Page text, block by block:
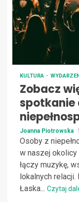
KULTURA
Zobacz
spotkanie
Joanna Piotrowska
Osoby z
w naszej okolicy
łączy muzykę,
lokalnych relacji.
Łaska... Czytaj